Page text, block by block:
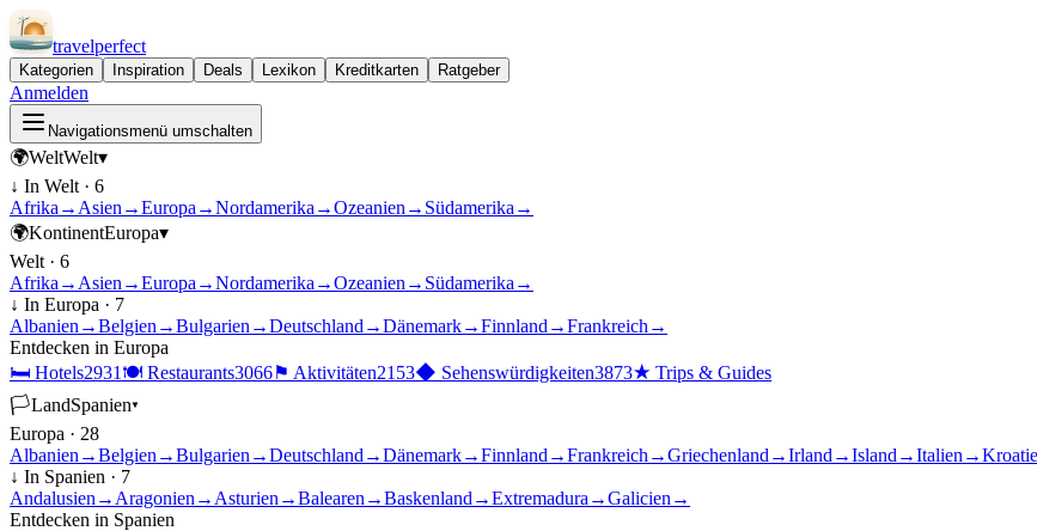
travelperfect
Kategorien Inspiration Deals Lexikon Kreditkarten Ratgeber
Anmelden
Navigationsmenü umschalten
🌍WeltWelt▾
↓ In Welt · 6
Afrika → Asien →Europa →Nordamerika →Ozeanien → Südamerika →
🌍KontinentEuropa▾
Welt · 6
Afrika → Asien →Europa →Nordamerika →Ozeanien → Südamerika →
↓ In Europa · 7
Albanien →Belgien →Bulgarien →Deutschland →Dänemark→Finnland →Frankreich →
Entdecken in Europa
🛏 Hotels2931 🍽 Restaurants3066⚑ Aktivitäten2153◆ Sehenswürdigkeiten3873★ Trips & Guides
🏳LandSpanien▾
Europa · 28
Albanien →Belgien →Bulgarien →Deutschland →Dänemark→Finnland →Frankreich →Griechenland →Irland →Island →Italien →
↓ In Spanien · 7
Andalusien → Aragonien → Asturien →Balearen →Baskenland →Extremadura →Galicien →
Entdecken in Spanien